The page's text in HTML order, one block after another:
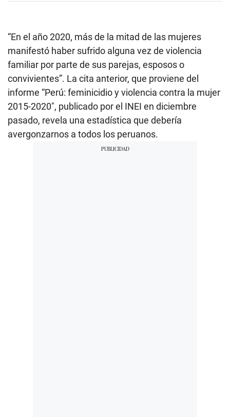
“En el año 2020, más de la mitad de las mujeres
manifestó haber sufrido alguna vez de violencia
familiar por parte de sus parejas, esposos o
convivientes”. La cita anterior, que proviene del
informe “Perú: feminicidio y violencia contra la mujer
2015-2020″, publicado por el INEI en diciembre
pasado, revela una estadística que debería
avergonzarnos a todos los peruanos.